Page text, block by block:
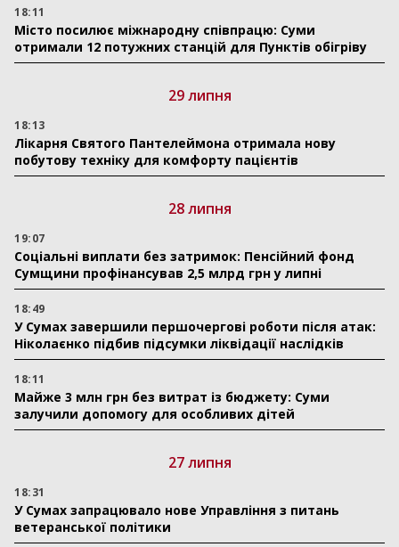
18:11
Місто посилює міжнародну співпрацю: Суми
отримали 12 потужних станцій для Пунктів обігріву
29 липня
18:13
Лікарня Святого Пантелеймона отримала нову
побутову техніку для комфорту пацієнтів
28 липня
19:07
Соціальні виплати без затримок: Пенсійний фонд
Сумщини профінансував 2,5 млрд грн у липні
18:49
У Сумах завершили першочергові роботи після атак:
Ніколаєнко підбив підсумки ліквідації наслідків
18:11
Майже 3 млн грн без витрат із бюджету: Суми
залучили допомогу для особливих дітей
27 липня
18:31
У Сумах запрацювало нове Управління з питань
ветеранської політики